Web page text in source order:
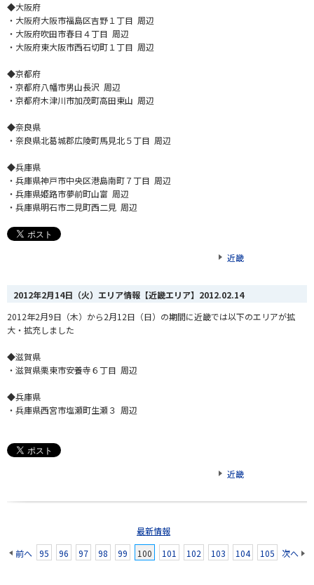
◆大阪府
・大阪府大阪市福島区吉野１丁目 周辺
・大阪府吹田市春日４丁目 周辺
・大阪府東大阪市西石切町１丁目 周辺
◆京都府
・京都府八幡市男山長沢 周辺
・京都府木津川市加茂町高田東山 周辺
◆奈良県
・奈良県北葛城郡広陵町馬見北５丁目 周辺
◆兵庫県
・兵庫県神戸市中央区港島南町７丁目 周辺
・兵庫県姫路市夢前町山富 周辺
・兵庫県明石市二見町西二見 周辺
近畿
2012年2月14日（火）エリア情報【近畿エリア】 2012.02.14
2012年2月9日（木）から2月12日（日）の期間に近畿では以下のエリアが拡
大・拡充しました
◆滋賀県
・滋賀県栗東市安養寺６丁目 周辺
◆兵庫県
・兵庫県西宮市塩瀬町生瀬３ 周辺
近畿
最新情報
前へ 95 96 97 98 99 100 101 102 103 104 105 次へ